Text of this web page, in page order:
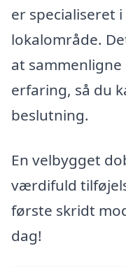
er specialiseret
lokalområde.
at sammenligne
erfaring, så du
beslutning.
En velbygget
værdifuld
første skridt
dag!